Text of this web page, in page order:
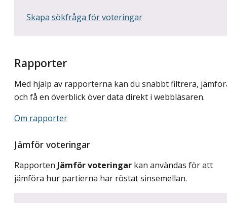
Skapa sökfråga för voteringar
Rapporter
Med hjälp av rapporterna kan du snabbt filtrera,
och få en överblick över data direkt i webbläsaren.
Om rapporter
Jämför voteringar
Rapporten Jämför voteringar kan användas för att
jämföra hur partierna har röstat sinsemellan.